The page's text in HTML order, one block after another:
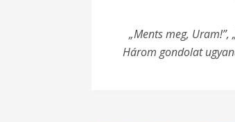
„Ments meg, Uram!”,
Három gondolat